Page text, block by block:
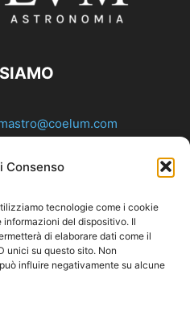
Consenso
tecnologie come i cookie
del dispositivo. Il
di elaborare dati come il
unici su questo sito. Non
influire negativamente su alcune